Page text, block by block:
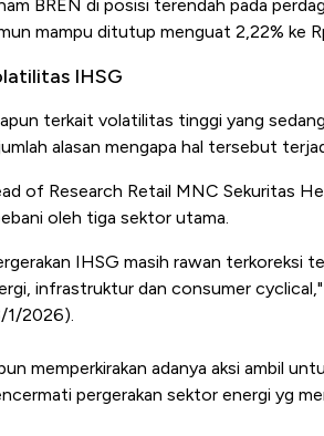
BREN di posisi terendah pada
mampu ditutup menguat 2,22% ke
IHSG
terkait volatilitas tinggi yang
alasan mengapa hal tersebut
of Research Retail MNC Sekuritas
oleh tiga sektor utama.
IHSG masih rawan terkoreksi
infrastruktur dan consumer
1/2026).
memperkirakan adanya aksi ambil
pergerakan sektor energi yg